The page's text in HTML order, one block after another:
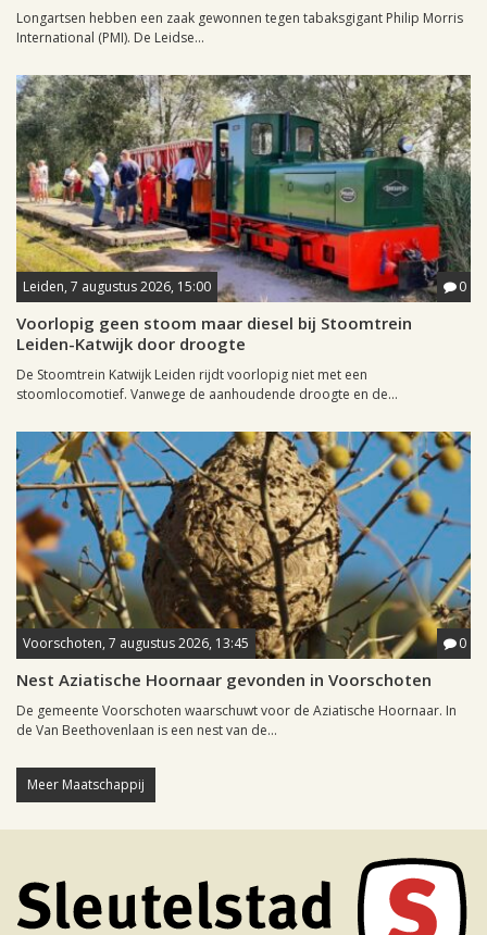
Longartsen hebben een zaak gewonnen tegen tabaksgigant Philip Morris
International (PMI). De Leidse...
Leiden, 7 augustus 2026, 15:00 0
Voorlopig geen stoom maar diesel bij Stoomtrein
Leiden-Katwijk door droogte
De Stoomtrein Katwijk Leiden rijdt voorlopig niet met een
stoomlocomotief. Vanwege de aanhoudende droogte en de...
Voorschoten, 7 augustus 2026, 13:45 0
Nest Aziatische Hoornaar gevonden in Voorschoten
De gemeente Voorschoten waarschuwt voor de Aziatische Hoornaar. In
de Van Beethovenlaan is een nest van de...
Meer Maatschappij